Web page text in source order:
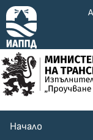
Начало